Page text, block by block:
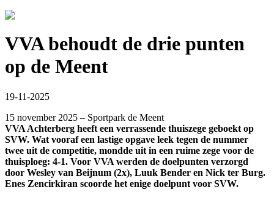
VVA behoudt de drie punten
op de Meent
19-11-2025
15 november 2025 – Sportpark de Meent
VVA Achterberg heeft een verrassende thuiszege geboekt op
SVW. Wat vooraf een lastige opgave leek tegen de nummer
twee uit de competitie, mondde uit in een ruime zege voor de
thuisploeg: 4-1. Voor VVA werden de doelpunten verzorgd
door Wesley van Beijnum (2x), Luuk Bender en Nick ter Burg.
Enes Zencirkiran scoorde het enige doelpunt voor SVW.